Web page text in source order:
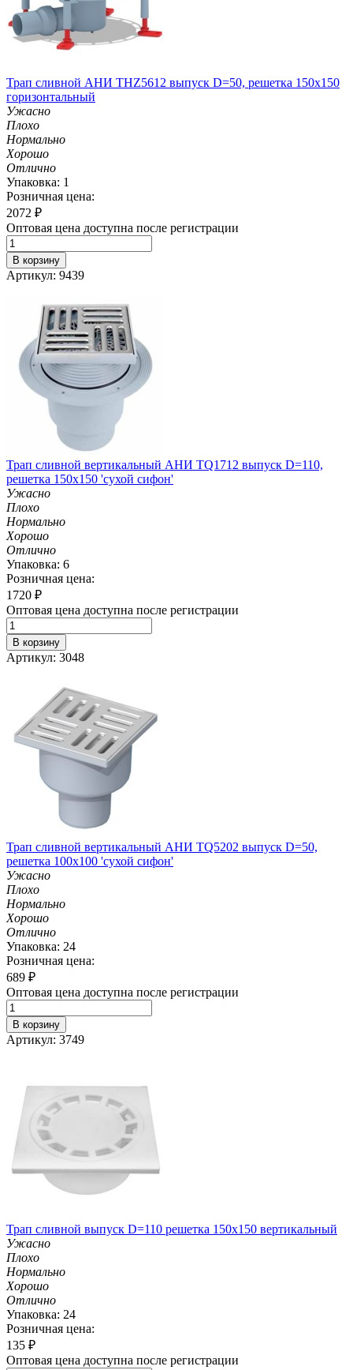
Трап сливной АНИ THZ5612 выпуск D=50, решетка 150х150
горизонтальный
Ужасно
Плохо
Нормально
Хорошо
Отлично
Упаковка: 1
Розничная цена:
2072 ₽
Оптовая цена доступна после регистрации
В корзину
Артикул: 9439
Трап сливной вертикальный АНИ TQ1712 выпуск D=110,
решетка 150х150 'сухой сифон'
Ужасно
Плохо
Нормально
Хорошо
Отлично
Упаковка: 6
Розничная цена:
1720 ₽
Оптовая цена доступна после регистрации
В корзину
Артикул: 3048
Трап сливной вертикальный АНИ TQ5202 выпуск D=50,
решетка 100х100 'сухой сифон'
Ужасно
Плохо
Нормально
Хорошо
Отлично
Упаковка: 24
Розничная цена:
689 ₽
Оптовая цена доступна после регистрации
В корзину
Артикул: 3749
Трап сливной выпуск D=110 решетка 150х150 вертикальный
Ужасно
Плохо
Нормально
Хорошо
Отлично
Упаковка: 24
Розничная цена:
135 ₽
Оптовая цена доступна после регистрации